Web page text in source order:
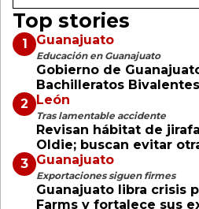
Top stories
Guanajuato
Educación en Guanajuato
Gobierno de
Bachilleratos Bivalentes
León
Tras lamentable accidente
Revisan hábitat de
Oldie; buscan evitar
Guanajuato
Exportaciones siguen firmes
Guanajuato libra crisis
Farms y fortalece sus